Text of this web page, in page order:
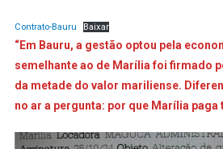
Contrato-Bauru Baixar
“Em Bauru, a gestão optou pela
semelhante ao de Marília foi firmado
da metade do valor mariliense.
no ar a pergunta: por que Marília paga